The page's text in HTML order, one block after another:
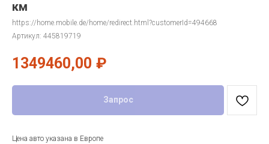
км
https://home.mobile.de/home/redirect.html?customerId=494668
Артикул: 445819719
1349460,00 ₽
Запрос
Цена авто указана в Европе